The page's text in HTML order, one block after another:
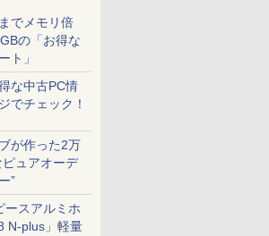
でメモリ倍
の「お得な
ト」
な中古PC情
でチェック！
が作った2万
ピュアオーデ
”
ースアルミホ
N-plus」軽量